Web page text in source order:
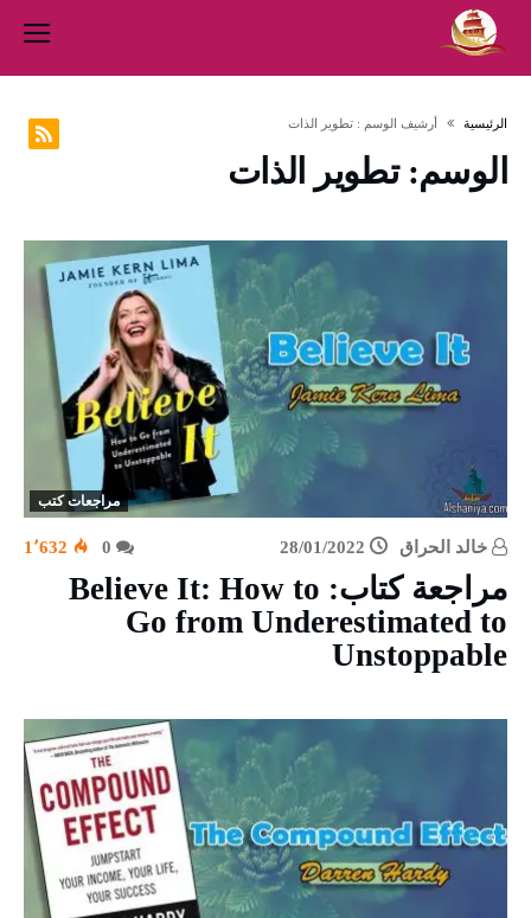
‫الرئيسية‬ ‫أرشيف الوسم :‬ تطوير الذات
الوسم:تطوير الذات
مراجعات كتب
خالد الحراق 28/01/2022 1٬632
مراجعة كتاب: Believe It: How to
Go from Underestimated to
Unstoppable